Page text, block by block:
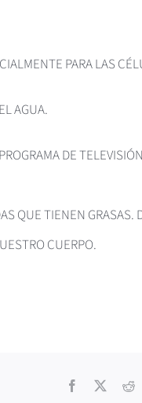
PARA LAS
AGUA.
DE
QUE TIENEN
CUERPO.
Facebook